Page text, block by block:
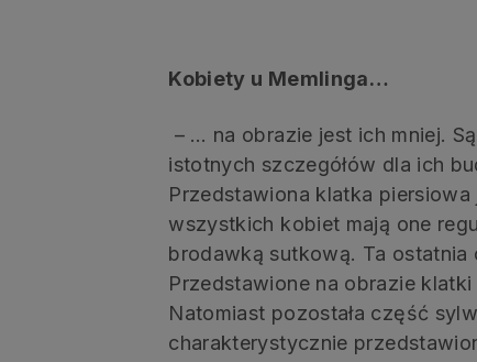
Kobiety u Memlinga…
– … na obrazie jest ich mniej.
istotnych szczegółów dla ich
Przedstawiona klatka piersiowa
wszystkich kobiet mają one
brodawką sutkową. Ta ostatnia
Przedstawione na obrazie
Natomiast pozostała część
charakterystycznie